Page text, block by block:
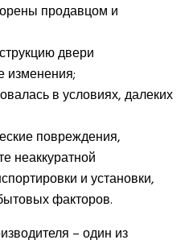
продавцом и
двери
изменения;
в условиях, далеких
повреждения,
неаккуратной
и установки,
факторов.
– один из